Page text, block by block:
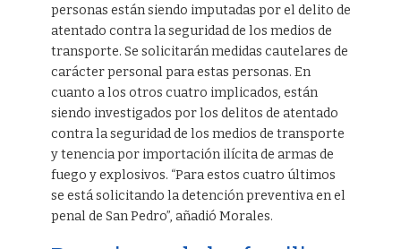
personas están siendo imputadas por el delito de
atentado contra la seguridad de los medios de
transporte. Se solicitarán medidas cautelares de
carácter personal para estas personas. En
cuanto a los otros cuatro implicados, están
siendo investigados por los delitos de atentado
contra la seguridad de los medios de transporte
y tenencia por importación ilícita de armas de
fuego y explosivos. “Para estos cuatro últimos
se está solicitando la detención preventiva en el
penal de San Pedro”, añadió Morales.